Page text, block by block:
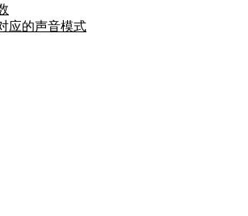
应的声音模式